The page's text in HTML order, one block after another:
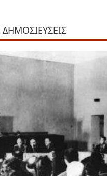
ΔΗΜΟΣΙΕΥΣΕΙΣ